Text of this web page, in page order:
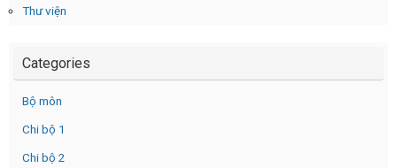
Thư viện
Categories
Bộ môn
Chi bộ 1
Chi bộ 2